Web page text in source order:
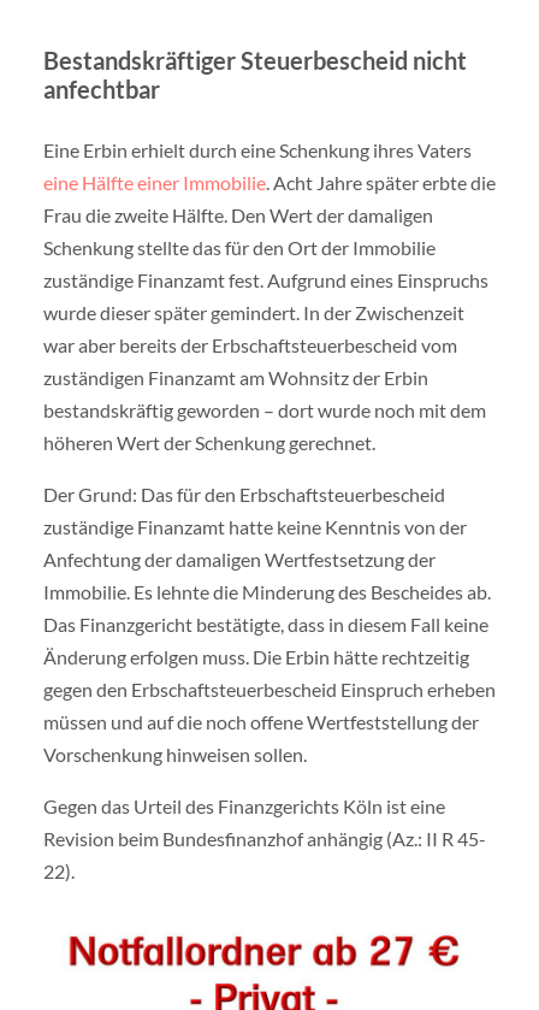
Bestandskräftiger Steuerbescheid nicht
anfechtbar
Eine Erbin erhielt durch eine Schenkung ihres Vaters
eine Hälfte einer Immobilie. Acht Jahre später erbte die
Frau die zweite Hälfte. Den Wert der damaligen
Schenkung stellte das für den Ort der Immobilie
zuständige Finanzamt fest. Aufgrund eines Einspruchs
wurde dieser später gemindert. In der Zwischenzeit
war aber bereits der Erbschaftsteuerbescheid vom
zuständigen Finanzamt am Wohnsitz der Erbin
bestandskräftig geworden – dort wurde noch mit dem
höheren Wert der Schenkung gerechnet.
Der Grund: Das für den Erbschaftsteuerbescheid
zuständige Finanzamt hatte keine Kenntnis von der
Anfechtung der damaligen Wertfestsetzung der
Immobilie. Es lehnte die Minderung des Bescheides ab.
Das Finanzgericht bestätigte, dass in diesem Fall keine
Änderung erfolgen muss. Die Erbin hätte rechtzeitig
gegen den Erbschaftsteuerbescheid Einspruch erheben
müssen und auf die noch offene Wertfeststellung der
Vorschenkung hinweisen sollen.
Gegen das Urteil des Finanzgerichts Köln ist eine
Revision beim Bundesfinanzhof anhängig (Az.: II R 45-
22).